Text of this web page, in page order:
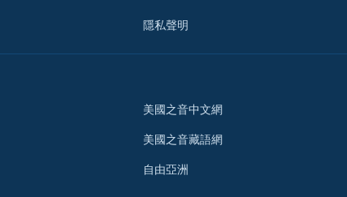
隱私聲明
美國之音中文網
美國之音藏語網
自由亞洲